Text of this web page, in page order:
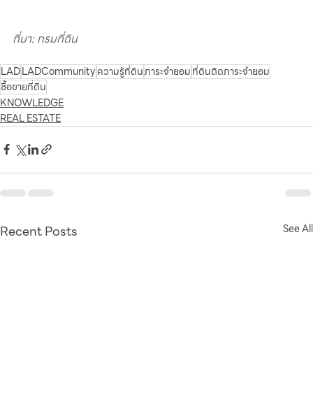
ที่มา: กรมที่ดิน
LADLADCommunityความรู้ที่ดินภาระจำยอมที่ดินติดภาระจำยอม
ซื้อขายที่ดิน
KNOWLEDGE
REAL ESTATE
Recent Posts See All